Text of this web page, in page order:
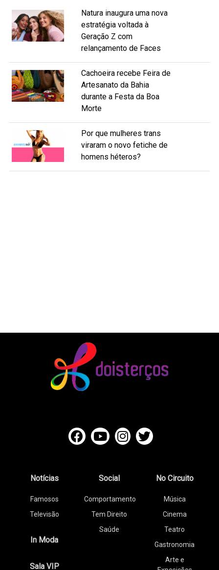
Natura inaugura uma nova
estratégia voltada à
Geração Z com
relançamento de Faces
Cachoeira recebe Feira de
Artesanato da Bahia
durante a Festa da Boa
Morte
Por que mulheres trans
viraram o novo fetiche de
homens héteros?
Notícias
Famosos
Televisão
In Moda
Sala VIP
Social
Comportamento
Tem Direito
Saúde
No Circuito
Música
Cinema
Teatro
Gastronomia
Arte e